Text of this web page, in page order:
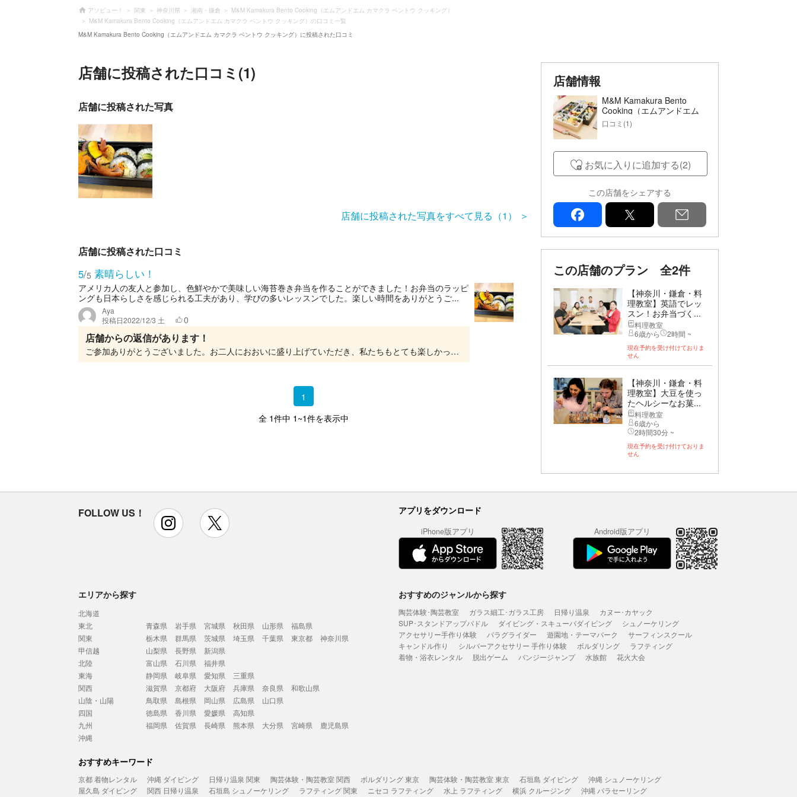
アソビュー！ 関東 神奈川県 湘南・鎌倉
M&M Kamakura Bento Cooking（エムアンドエム カマクラ ベントウ クッキング）
M&M Kamakura Bento Cooking（エムアンドエム カマクラ ベントウ クッキング）の口コミ一覧
M&M Kamakura Bento Cooking（エムアンドエム カマクラ ベントウ クッキング）に投稿された口コミ
店舗に投稿された口コミ(1)
店舗に投稿された写真
店舗に投稿された写真をすべて見る（1）
店舗に投稿された口コミ
5/5 素晴らしい！
アメリカ人の友人と参加し、色鮮やかで美味しい海苔巻き弁当を作ることができました！お弁当のラッピ
ングも日本らしさを感じられる工夫があり、学びの多いレッスンでした。楽しい時間をありがとうご...
Aya
投稿日2022/12/3 土 0
店舗からの返信があります！
ご参加ありがとうございました。お二人におおいに盛り上げていただき、私たちもとても楽しかったです。いろいろな具材を入れた太巻きを、ご自宅でもお楽しみください！
1
全 1件中 1~1件を表示中
店舗情報
M&M Kamakura Bento
Cooking（エムアンドエム
カマクラ ベントウ クッキン
グ）
口コミ(1)
お気に入りに追加する(2)
この店舗をシェアする
facebook
この店舗のプラン 全2件
【神奈川・鎌倉・料
理教室】英語でレッ
スン！お弁当づく...
料理教室
6歳から
2時間 ~
現在予約を受け付けておりま
せん
【神奈川・鎌倉・料
理教室】大豆を使っ
たヘルシーなお菓...
料理教室
6歳から
2時間30分 ~
現在予約を受け付けておりま
せん
FOLLOW US！ instagram アプリをダウンロード
iPhone版アプリ Android版アプリ
エリアから探す
北海道
東北
青森県 岩手県 宮城県 秋田県 山形県
福島県
関東
栃木県 群馬県 茨城県 埼玉県 千葉県 東京都
神奈川県
甲信越
山梨県 長野県
新潟県
北陸
富山県 石川県
福井県
東海
静岡県 岐阜県 愛知県
三重県
関西
滋賀県 京都府 大阪府 兵庫県 奈良県
和歌山県
山陰・山陽
鳥取県 島根県 岡山県 広島県
山口県
四国
徳島県 香川県 愛媛県
高知県
九州
福岡県 佐賀県 長崎県 熊本県 大分県 宮崎県
鹿児島県
沖縄
おすすめのジャンルから探す
陶芸体験･陶芸教室 ガラス細工･ガラス工房 日帰り温泉
カヌー･カヤック
SUP･スタンドアップパドル
ダイビング・スキューバダイビング
シュノーケリング
アクセサリー手作り体験
パラグライダー 遊園地・テーマパーク
サーフィンスクール
キャンドル作り
シルバーアクセサリー 手作り体験 ボルダリング
ラフティング
着物・浴衣レンタル
脱出ゲーム バンジージャンプ 水族館 花火大会
おすすめキーワード
京都 着物レンタル 沖縄 ダイビング 日帰り温泉 関東 陶芸体験・陶芸教室 関西 ボルダリング 東京 陶芸体験・陶芸教室 東京 石垣島 ダイビング
沖縄 シュノーケリング
屋久島 ダイビング
関西 日帰り温泉 石垣島 シュノーケリング ラフティング 関東 ニセコ ラフティング 水上 ラフティング 横浜 クルージング
沖縄 パラセーリング